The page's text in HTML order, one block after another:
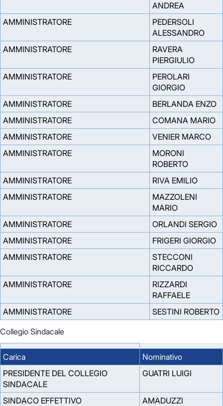
ANDREA
AMMINISTRATORE
PEDERSOLI
ALESSANDRO
AMMINISTRATORE
RAVERA
PIERGIULIO
AMMINISTRATORE
PEROLARI
GIORGIO
AMMINISTRATORE
BERLANDA ENZO
AMMINISTRATORE
COMANA MARIO
AMMINISTRATORE
VENIER MARCO
AMMINISTRATORE
MORONI
ROBERTO
AMMINISTRATORE
RIVA EMILIO
AMMINISTRATORE
MAZZOLENI
MARIO
AMMINISTRATORE
ORLANDI SERGIO
AMMINISTRATORE
FRIGERI GIORGIO
AMMINISTRATORE
STECCONI
RICCARDO
AMMINISTRATORE
RIZZARDI
RAFFAELE
AMMINISTRATORE
SESTINI ROBERTO
Collegio Sindacale
Carica
Nominativo
PRESIDENTE DEL COLLEGIO
SINDACALE
GUATRI LUIGI
SINDACO EFFETTIVO
AMADUZZI